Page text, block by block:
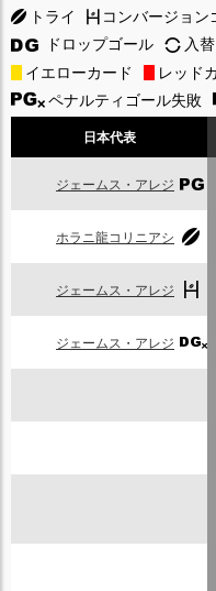
トライ コンバージョン
ドロップゴール
入
イエローカード
レッド
ペナルティゴール失敗
日本代表
ジェームス・アレジ
ホラニ龍コリニアシ
ジェームス・アレジ
ジェームス・アレジ